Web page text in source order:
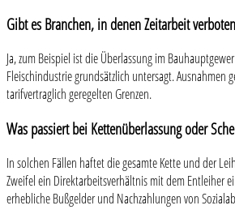
Gibt es Branchen, in denen Zeitarbeit
Ja, zum Beispiel ist die Überlassung im
Fleischindustrie grundsätzlich untersagt. Ausnahmen
tarifvertraglich geregelten Grenzen.
Was passiert bei Kettenüberlassung oder
In solchen Fällen haftet die gesamte Kette und der
Zweifel ein Direktarbeitsverhältnis mit dem Entleiher
erhebliche Bußgelder und Nachzahlungen von